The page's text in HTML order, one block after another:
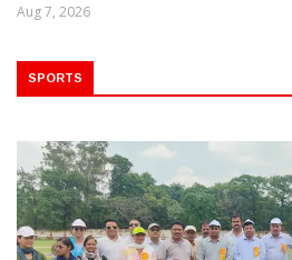
Aug 7, 2026
SPORTS